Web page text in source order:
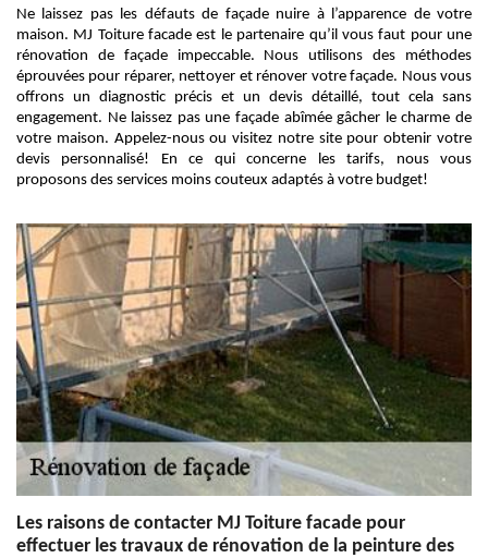
Ne laissez pas les défauts de façade nuire à l’apparence de votre
maison. MJ Toiture facade est le partenaire qu’il vous faut pour une
rénovation de façade impeccable. Nous utilisons des méthodes
éprouvées pour réparer, nettoyer et rénover votre façade. Nous vous
offrons un diagnostic précis et un devis détaillé, tout cela sans
engagement. Ne laissez pas une façade abîmée gâcher le charme de
votre maison. Appelez-nous ou visitez notre site pour obtenir votre
devis personnalisé! En ce qui concerne les tarifs, nous vous
proposons des services moins couteux adaptés à votre budget!
Les raisons de contacter MJ Toiture facade pour
effectuer les travaux de rénovation de la peinture des